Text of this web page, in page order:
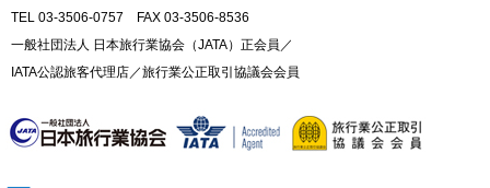
TEL 03-3506-0757 FAX 03-3506-8536
一般社団法人 日本旅行業協会（JATA）正会員／
IATA公認旅客代理店／旅行業公正取引協議会会員